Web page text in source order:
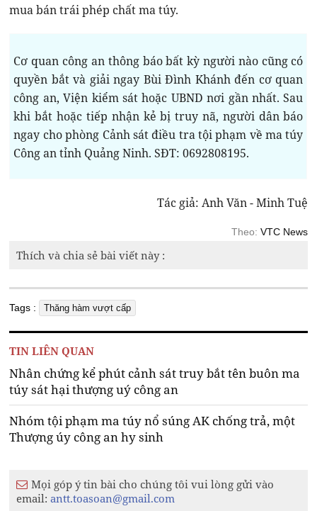
mua bán trái phép chất ma túy.
Cơ quan công an thông báo bất kỳ người nào cũng có
quyền bắt và giải ngay Bùi Đình Khánh đến cơ quan
công an, Viện kiểm sát hoặc UBND nơi gần nhất. Sau
khi bắt hoặc tiếp nhận kẻ bị truy nã, người dân báo
ngay cho phòng Cảnh sát điều tra tội phạm về ma túy
Công an tỉnh Quảng Ninh. SĐT: 0692808195.
Tác giả: Anh Văn - Minh Tuệ
Theo: VTC News
Thích và chia sẻ bài viết này :
Tags : Thăng hàm vượt cấp
TIN LIÊN QUAN
Nhân chứng kể phút cảnh sát truy bắt tên buôn ma
túy sát hại thượng uý công an
Nhóm tội phạm ma túy nổ súng AK chống trả, một
Thượng úy công an hy sinh
Mọi góp ý tin bài cho chúng tôi vui lòng gửi vào
email:antt.toasoan@gmail.com